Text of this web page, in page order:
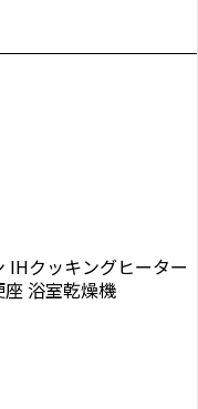
IHクッキングヒーター
座 浴室乾燥機